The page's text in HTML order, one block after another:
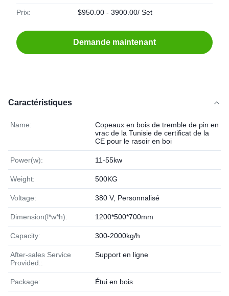
Prix: $950.00 - 3900.00/ Set
Demande maintenant
Caractéristiques
Name:
Copeaux en bois de tremble de pin en
vrac de la Tunisie de certificat de la
CE pour le rasoir en boi
Power(w): 11-55kw
Weight: 500KG
Voltage: 380 V, Personnalisé
Dimension(l*w*h): 1200*500*700mm
Capacity: 300-2000kg/h
After-sales Service
Provided::
Support en ligne
Package: Étui en bois